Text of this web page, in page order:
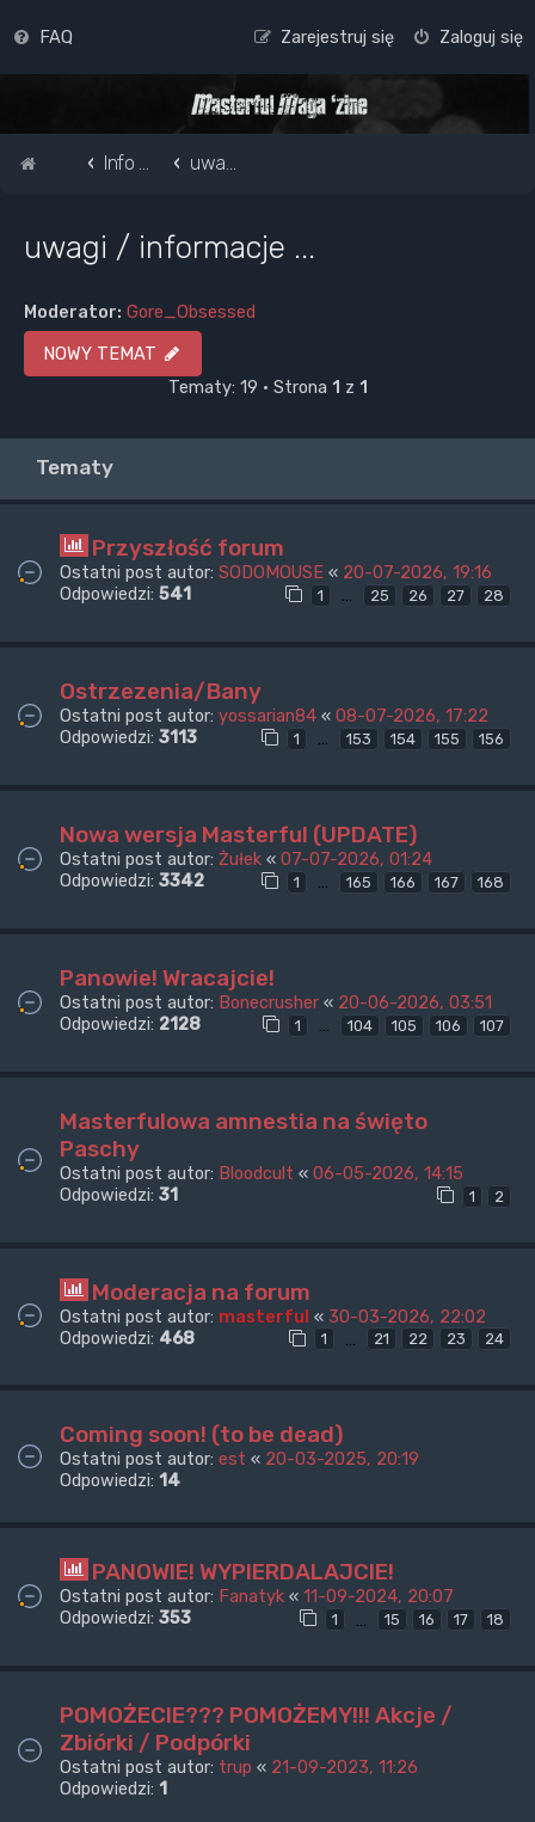
FAQ Zaloguj się
Zarejestruj się
Strona główna
Info o masterful i forum uwagi / informacje ...
uwagi / informacje ...
Moderator: Gore_Obsessed
NOWY TEMAT
Tematy: 19 • Strona 1 z 1
Tematy
Przyszłość forum
Ostatni post autor: SODOMOUSE « 20-07-2026, 19:16
Odpowiedzi: 541 1 … 25 26 27 28
Ostrzezenia/Bany
Ostatni post autor: yossarian84 « 08-07-2026, 17:22
Odpowiedzi: 3113 1 … 153 154 155 156
Nowa wersja Masterful (UPDATE)
Ostatni post autor: Żułek « 07-07-2026, 01:24
Odpowiedzi: 3342 1 … 165 166 167 168
Panowie! Wracajcie!
Ostatni post autor: Bonecrusher « 20-06-2026, 03:51
Odpowiedzi: 2128 1 … 104 105 106 107
Masterfulowa amnestia na święto
Paschy
Ostatni post autor: Bloodcult « 06-05-2026, 14:15
Odpowiedzi: 31 1 2
Moderacja na forum
Ostatni post autor: masterful « 30-03-2026, 22:02
Odpowiedzi: 468 1 … 21 22 23 24
Coming soon! (to be dead)
Ostatni post autor: est « 20-03-2025, 20:19
Odpowiedzi: 14
PANOWIE! WYPIERDALAJCIE!
Ostatni post autor: Fanatyk « 11-09-2024, 20:07
Odpowiedzi: 353 1 … 15 16 17 18
POMOŻECIE??? POMOŻEMY!!! Akcje /
Zbiórki / Podpórki
Ostatni post autor: trup « 21-09-2023, 11:26
Odpowiedzi: 1